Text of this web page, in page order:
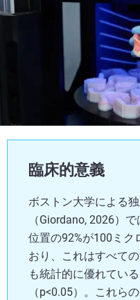
臨床的意義
ボストン大学による
（Giordano, 2026）
位置の92%が100ミク
おり、これはすべて
も統計的に優れてい
（p<0.05）。これら